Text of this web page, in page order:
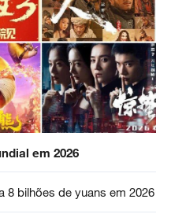
em 2026
8 bilhões de yuans em 2026